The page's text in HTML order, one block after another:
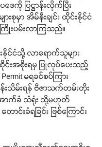
ကို ပြဋ္ဌာန်းလိုက်ပြီး
စုမှာ အိမ်နီးချင်း ထိုင်းနိုင်ငံ
ြိုးပမ်းလာကြသည်။
င်ငံသို့ လာရောက်သူများ
င်းအစိုးရမှ ပြုလုပ်ပေးသည့်
မရခင်စပ်ကြား
သိမ်းရန် ဗီဇာသက်တမ်းတိုး
ာက်ခံ သံရုံး သို့မဟုတ်
င်းခံရခြင်း ဖြစ်ကြောင်း